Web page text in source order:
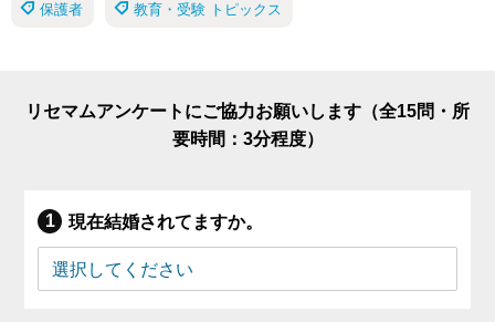
保護者 教育・受験 トピックス
リセマムアンケートにご協力お願いします（全15問・所
要時間：3分程度）
現在結婚されてますか。